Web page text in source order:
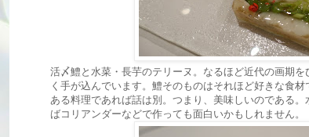
活〆鱧と水菜・長芋のテリーヌ。なるほど近代の画期
く手が込んでいます。鱧そのものはそれほど好きな食
ある料理であれば話は別。つまり、美味しいのである
ばコリアンダーなどで作っても面白いかもしれません。